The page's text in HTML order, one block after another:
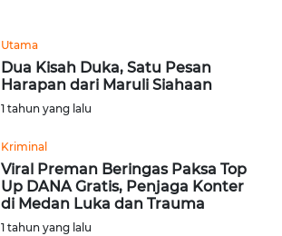
Utama
Dua Kisah Duka, Satu Pesan
Harapan dari Maruli Siahaan
1 tahun yang lalu
Kriminal
Viral Preman Beringas Paksa Top
Up DANA Gratis, Penjaga Konter
di Medan Luka dan Trauma
1 tahun yang lalu